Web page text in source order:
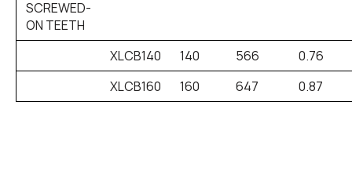
SCREWED-
ON TEETH
XLCB140 140 566
0.76
XLCB160
160 647 0.87